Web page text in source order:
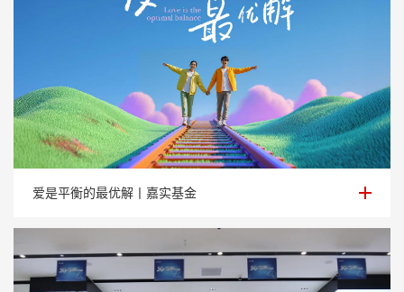
爱是平衡的最优解丨嘉实基金
爱是平衡的最优解丨嘉实基金